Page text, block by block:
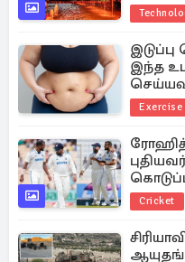
இடுப்பு
இந்த
Exercise
Cricket